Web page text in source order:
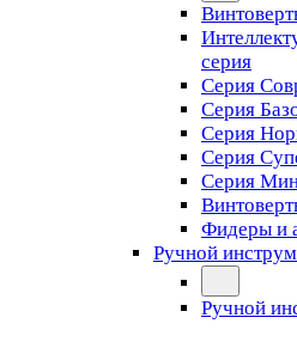
серия
Серия
Серия
Серия
Серия
Серия
Фидеры и
Ручной
Ручной